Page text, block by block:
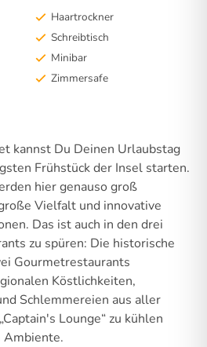
Haartrockner
Schreibtisch
Minibar
Zimmersafe
kannst Du Deinen Urlaubstag
Frühstück der Insel starten.
hier genauso groß
Vielfalt und innovative
Das ist auch in den drei
zu spüren: Die historische
Gourmetrestaurants
Köstlichkeiten,
Schlemmereien aus aller
Lounge“ zu kühlen
Ambiente.